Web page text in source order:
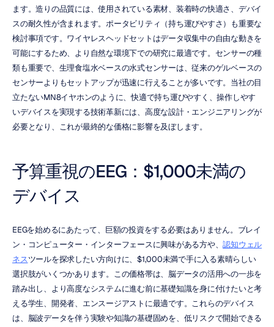
ます。造りの品質には、使用されている素材、装着時の快適さ、デバイ
スの耐久性が含まれます。ポータビリティ（持ち運びやすさ）も重要な
検討事項です。ワイヤレスヘッドセットはデータ収集中の自由な動きを
可能にするため、より自然な環境下での研究に最適です。センサーの種
類も重要で、生理食塩水ベースの水式センサーは、従来のゲルベースの
センサーよりもセットアップが迅速に行えることが多いです。当社の目
立たないMN8イヤホンのように、快適で持ち運びやすく、操作しやす
いデバイスを実現する技術革新には、高度な設計・エンジニアリングが
必要となり、これが最終的な価格に影響を及ぼします。
予算重視のEEG：$1,000未満の
デバイス
EEGを始めるにあたって、巨額の投資をする必要はありません。ブレイ
ン・コンピューター・インターフェースに興味がある方や、認知ウェル
ネスツールを探求したい方向けに、$1,000未満で手に入る素晴らしい
選択肢がいくつかあります。この価格帯は、脳データの活用への一歩を
踏み出し、より高度なシステムに進む前に基礎知識を身に付けたいと考
える学生、開発者、エンスージアストに最適です。これらのデバイス
は、脳波データを伴う実験や知識の基礎固めを、低リスクで開始できる